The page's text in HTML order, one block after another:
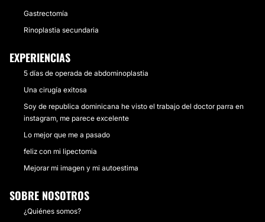
Gastrectomía
Rinoplastia secundaria
EXPERIENCIAS
5 días de operada de abdominoplastia
Una cirugía exitosa
Soy de republica dominicana he visto el trabajo del doctor parra en
instagram, me parece excelente
Lo mejor que me a pasado
feliz con mi lipectomia
Mejorar mi imagen y mi autoestima
SOBRE NOSOTROS
¿Quiénes somos?